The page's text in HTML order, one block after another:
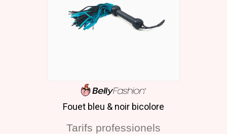
Fouet bleu & noir bicolore
Tarifs professionels